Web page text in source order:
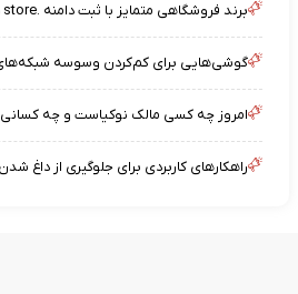
برند فروشگاهی متمایز با ثبت دامنه .store در رادکام
گوشی‌هایی برای کم‌کردن وسوسه شبکه‌های
امروز چه کسی مالک نوکیاست و چه
راهکارهای کاربردی برای جلوگیری از داغ